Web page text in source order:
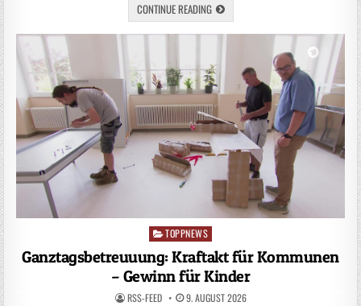
CONTINUE READING
Posted
TOPPNEWS
Ganztagsbetreuuung: Kraftakt für Kommunen
– Gewinn für Kinder
RSS-FEED 9. AUGUST 2026